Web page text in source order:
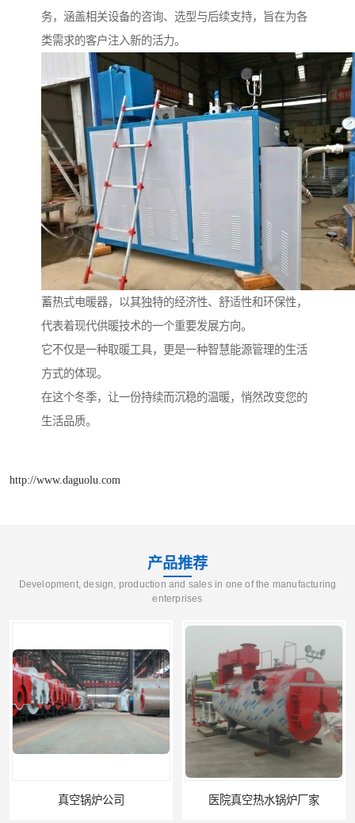
务，涵盖相关设备的咨询、选型与后续支持，旨在为各
类需求的客户注入新的活力。
蓄热式电暖器，以其独特的经济性、舒适性和环保性，
代表着现代供暖技术的一个重要发展方向。
它不仅是一种取暖工具，更是一种智慧能源管理的生活
方式的体现。
在这个冬季，让一份持续而沉稳的温暖，悄然改变您的
生活品质。
http://www.daguolu.com
产品推荐
Development, design, production and sales in one of the manufacturing
enterprises
医院真空热水锅炉厂家